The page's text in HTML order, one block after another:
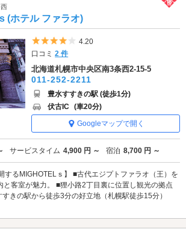
(ホテル ファラオ)
5つ星のうち4
4.20
口コミ2 件
北海道札幌市中央区南3条西2-15-5
011-252-2211
豊水すすきの駅 (徒歩1分)
伏古IC (車20分)
Googleマップで開く
サービスタイム 4,900 円 ～ 宿泊 8,700 円 ～
するMIGHOTELｓ】 ■古代エジプトファラオ（王）を
と客室が魅力。 ■狸小路2丁目裏に位置し観光の拠点
きの駅から徒歩3分の好立地（札幌駅徒歩15分）